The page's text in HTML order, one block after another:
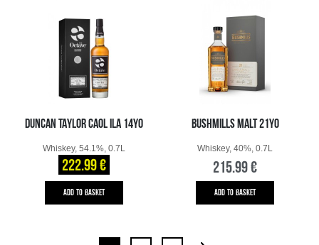
DUNCAN TAYLOR CAOL ILA 14YO
Whiskey, 54.1%, 0.7L
222.99 €
ADD TO BASKET
BUSHMILLS MALT 21YO
Whiskey, 40%, 0.7L
215.99 €
ADD TO BASKET